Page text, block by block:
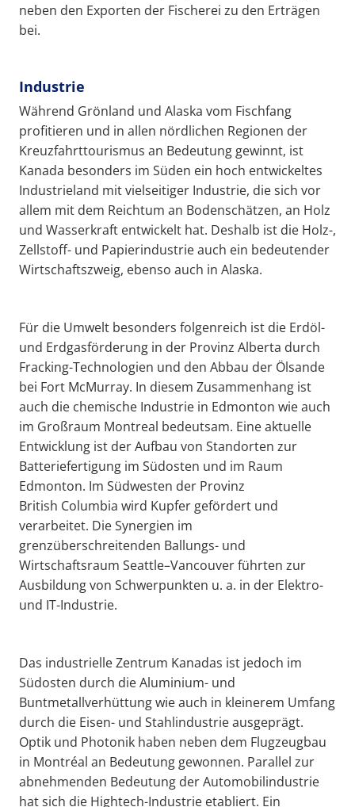
neben den Exporten der Fischerei zu den Erträgen
bei.
Industrie
Während Grönland und Alaska vom Fischfang
profitieren und in allen nördlichen Regionen der
Kreuzfahrttourismus an Bedeutung gewinnt, ist
Kanada besonders im Süden ein hoch entwickeltes
Industrieland mit vielseitiger Industrie, die sich vor
allem mit dem Reichtum an Bodenschätzen, an Holz
und Wasserkraft entwickelt hat. Deshalb ist die Holz-,
Zellstoff- und Papierindustrie auch ein bedeutender
Wirtschaftszweig, ebenso auch in Alaska.
Für die Umwelt besonders folgenreich ist die Erdöl-
und Erdgasförderung in der Provinz Alberta durch
Fracking-Technologien und den Abbau der Ölsande
bei Fort McMurray. In diesem Zusammenhang ist
auch die chemische Industrie in Edmonton wie auch
im Großraum Montreal bedeutsam. Eine aktuelle
Entwicklung ist der Aufbau von Standorten zur
Batteriefertigung im Südosten und im Raum
Edmonton. Im Südwesten der Provinz
British Columbia wird Kupfer gefördert und
verarbeitet. Die Synergien im
grenzüberschreitenden Ballungs- und
Wirtschaftsraum Seattle–Vancouver führten zur
Ausbildung von Schwerpunkten u. a. in der Elektro-
und IT-Industrie.
Das industrielle Zentrum Kanadas ist jedoch im
Südosten durch die Aluminium- und
Buntmetallverhüttung wie auch in kleinerem Umfang
durch die Eisen- und Stahlindustrie ausgeprägt.
Optik und Photonik haben neben dem Flugzeugbau
in Montréal an Bedeutung gewonnen. Parallel zur
abnehmenden Bedeutung der Automobilindustrie
hat sich die Hightech-Industrie etabliert. Ein